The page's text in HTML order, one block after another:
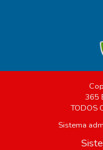
365
TODOS
Sistema